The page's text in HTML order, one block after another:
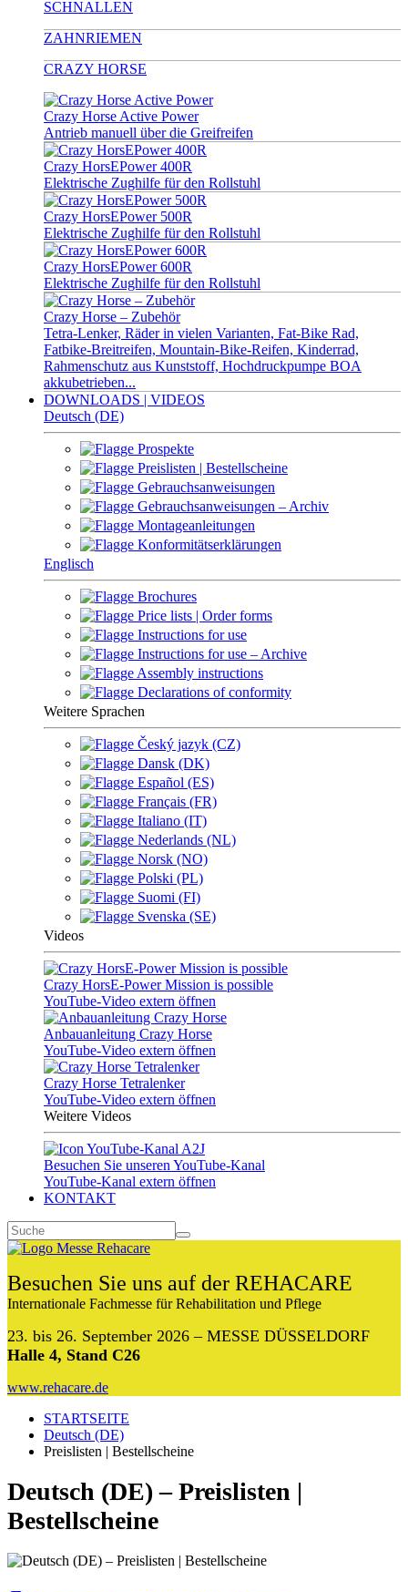
SCHNALLEN
ZAHNRIEMEN
CRAZY HORSE
Crazy Horse Active Power
Antrieb manuell über die Greifreifen
Crazy HorsEPower 400R
Elektrische Zughilfe für den Rollstuhl
Crazy HorsEPower 500R
Elektrische Zughilfe für den Rollstuhl
Crazy HorsEPower 600R
Elektrische Zughilfe für den Rollstuhl
Crazy Horse – Zubehör
Tetra-Lenker, Räder in vielen Varianten, Fat-Bike Rad,
Fatbike-Breitreifen, Mountain-Bike-Reifen, Kinderrad,
Rahmenschutz aus Kunststoff, Hochdruckpumpe BOA
akkubetrieben...
DOWNLOADS | VIDEOS
Deutsch (DE)
Prospekte
Preislisten | Bestellscheine
Gebrauchsanweisungen
Gebrauchsanweisungen – Archiv
Montageanleitungen
Konformitätserklärungen
Englisch
Brochures
Price lists | Order forms
Instructions for use
Instructions for use – Archive
Assembly instructions
Declarations of conformity
Weitere Sprachen
Český jazyk (CZ)
Dansk (DK)
Español (ES)
Français (FR)
Italiano (IT)
Nederlands (NL)
Norsk (NO)
Polski (PL)
Suomi (FI)
Svenska (SE)
Videos
Crazy HorsE-Power Mission is possible
YouTube-Video extern öffnen
Anbauanleitung Crazy Horse
YouTube-Video extern öffnen
Crazy Horse Tetralenker
YouTube-Video extern öffnen
Weitere Videos
Besuchen Sie unseren YouTube-Kanal
YouTube-Kanal extern öffnen
KONTAKT
Besuchen Sie uns auf der REHACARE
Internationale Fachmesse für Rehabilitation und Pflege
23. bis 26. September 2026 – MESSE DÜSSELDORF
Halle 4, Stand C26
www.rehacare.de
STARTSEITE
Deutsch (DE)
Preislisten | Bestellscheine
Deutsch (DE) – Preislisten |
Bestellscheine